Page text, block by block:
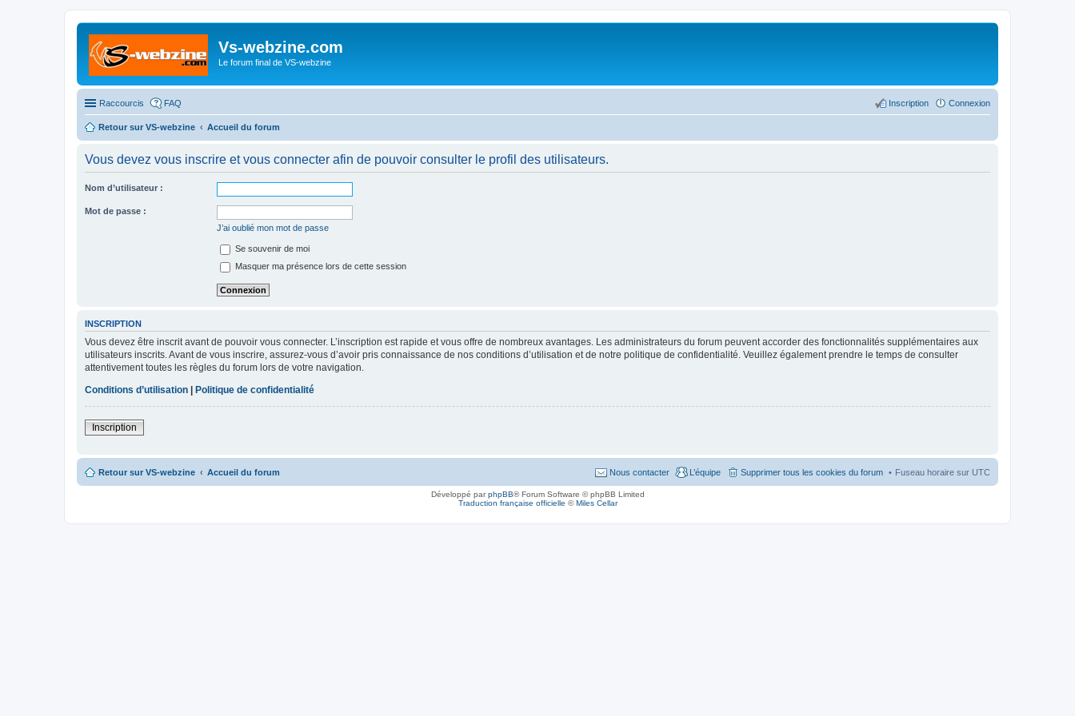
Vs-webzine.com
Le forum final de VS-webzine
Raccourcis FAQ Connexion
Inscription
Retour sur VS-webzine Accueil du forum
Vous devez vous inscrire et vous connecter afin de pouvoir consulter le profil des utilisateurs.
Nom d’utilisateur :
Mot de passe :
J’ai oublié mon mot de passe
Se souvenir de moi
Masquer ma présence lors de cette session
INSCRIPTION
Vous devez être inscrit avant de pouvoir vous connecter. L’inscription est rapide et vous offre de nombreux avantages. Les administrateurs du forum peuvent accorder des fonctionnalités supplémentaires aux
utilisateurs inscrits. Avant de vous inscrire, assurez-vous d’avoir pris connaissance de nos conditions d’utilisation et de notre politique de confidentialité. Veuillez également prendre le temps de consulter
attentivement toutes les règles du forum lors de votre navigation.
Conditions d’utilisation
Politique de confidentialité
Inscription
Retour sur VS-webzine Accueil du forum Fuseau horaire sur UTC
Supprimer tous les cookies du forum
L’équipe
Nous contacter
Développé parphpBB® Forum Software © phpBB Limited
Traduction française officielle ©Miles Cellar